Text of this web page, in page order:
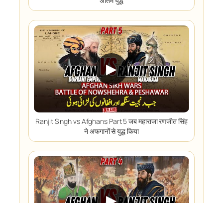
▶
Ranjit Singh vs Afghans Part 5 जब महाराजा रणजीत सिंह
ने अफगानों से युद्ध किया